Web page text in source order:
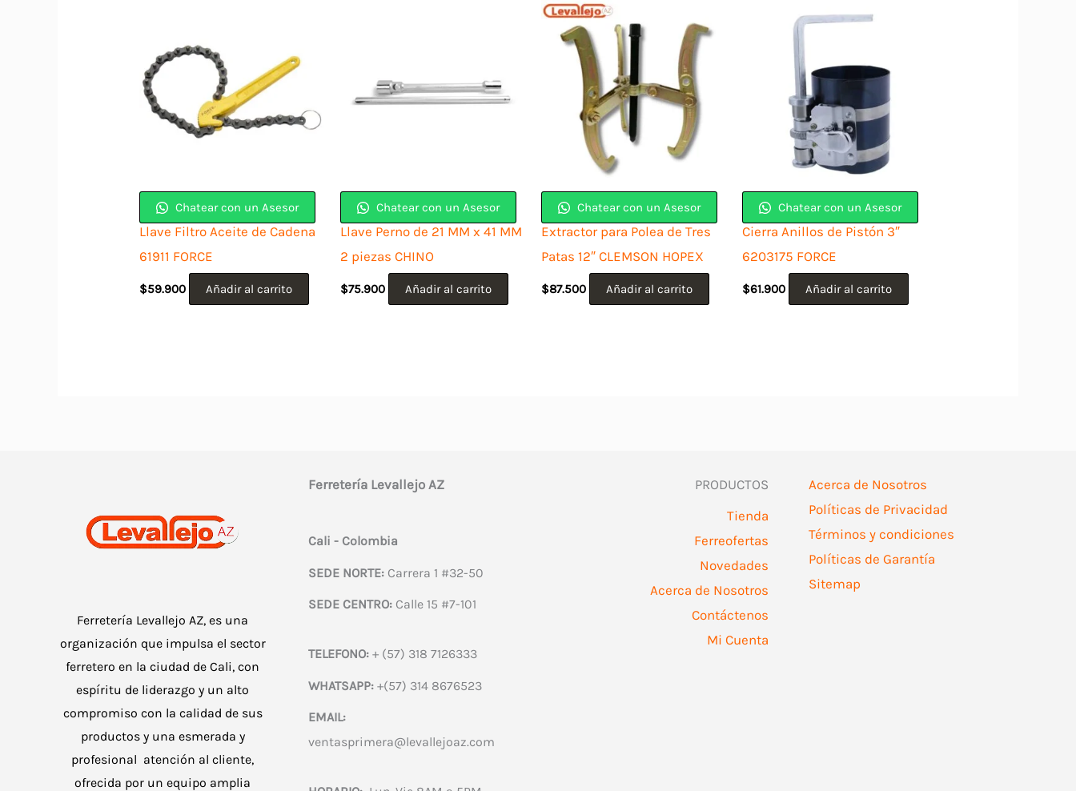
Chatear con un Asesor
Llave Filtro Aceite de Cadena
61911 FORCE
$59.900 Añadir al carrito
Chatear con un Asesor
Llave Perno de 21 MM x 41 MM
2 piezas CHINO
$75.900 Añadir al carrito
Chatear con un Asesor
Extractor para Polea de Tres
Patas 12″ CLEMSON HOPEX
$87.500 Añadir al carrito
Chatear con un Asesor
Cierra Anillos de Pistón 3″
6203175 FORCE
$61.900 Añadir al carrito
Ferretería Levallejo AZ, es una
organización que impulsa el sector
ferretero en la ciudad de Cali, con
espíritu de liderazgo y un alto
compromiso con la calidad de sus
productos y una esmerada y
profesional atención al cliente,
ofrecida por un equipo amplia
Ferretería Levallejo AZ
Cali - Colombia
SEDE NORTE:Carrera 1 #32-50
SEDE CENTRO:Calle 15 #7-101
TELEFONO:+ (57) 318 7126333
WHATSAPP:+(57) 314 8676523
EMAIL:
ventasprimera@levallejoaz.com
PRODUCTOS
Tienda
Ferreofertas
Novedades
Acerca de Nosotros
Contáctenos
Mi Cuenta
Acerca de Nosotros
Políticas de Privacidad
Términos y condiciones
Políticas de Garantía
Sitemap